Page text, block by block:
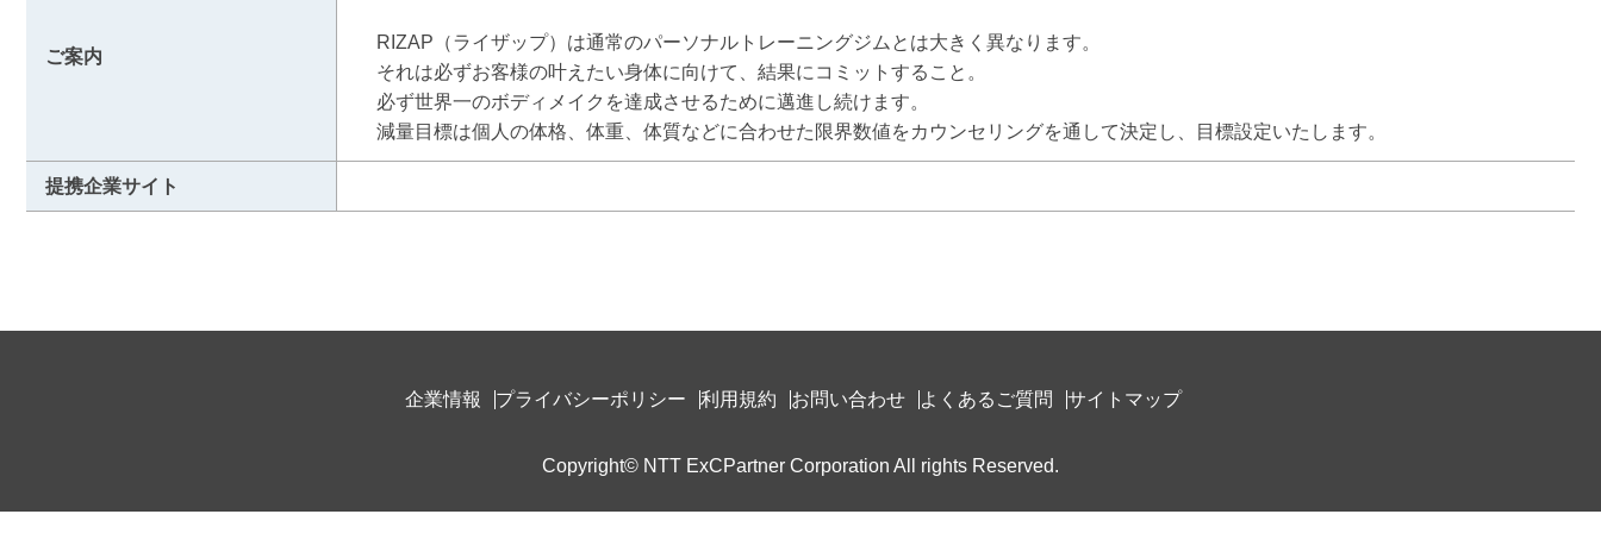
ご案内
RIZAP（ライザップ）は通常のパーソナルトレーニングジムとは大きく異なります。
それは必ずお客様の叶えたい身体に向けて、結果にコミットすること。
必ず世界一のボディメイクを達成させるために邁進し続けます。
減量目標は個人の体格、体重、体質などに合わせた限界数値をカウンセリングを通して決定し、目標設定いたします。
提携企業サイト
企業情報 プライバシーポリシー 利用規約 お問い合わせ よくあるご質問 サイトマップ
Copyright© NTT ExCPartner Corporation All rights Reserved.